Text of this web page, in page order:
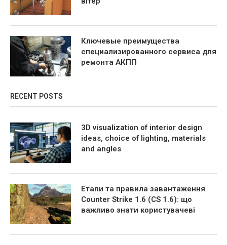
Ключевые преимущества
специализированного сервиса для
ремонта АКПП
RECENT POSTS
3D visualization of interior design
ideas, choice of lighting, materials
and angles
Етапи та правила завантаження
Counter Strike 1.6 (CS 1.6): що
важливо знати користувачеві